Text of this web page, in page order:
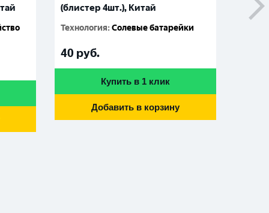
(блистер 4шт.), Китай
Технология:Солевые батарейки
40 руб.
Купить в 1 клик
Добавить в корзину